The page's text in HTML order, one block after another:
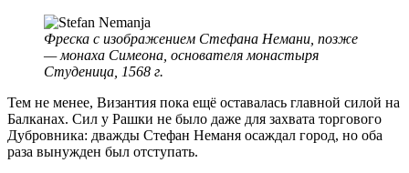
Фреска с изображением Стефана Немани, позже
— монаха Симеона, основателя монастыря
Студеница, 1568 г.
Тем не менее, Византия пока ещё оставалась главной силой на
Балканах. Сил у Рашки не было даже для захвата торгового
Дубровника: дважды Стефан Неманя осаждал город, но оба
раза вынужден был отступать.